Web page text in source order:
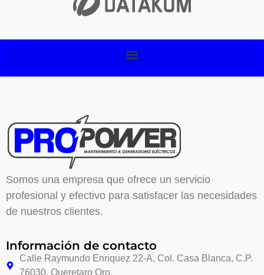
Somos una empresa que ofrece un servicio
profesional y efectivo para satisfacer las necesidades
de nuestros clientes.
Información de contacto
Calle Raymundo Enriquez 22-A, Col. Casa Blanca, C.P.
76030, Queretaro Qro.